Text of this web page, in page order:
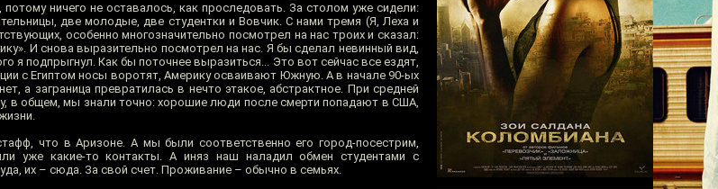
ничего не оставалось, как проследовать. За столом уже сидели:
две молодые, две студентки и Вовчик. С нами тремя (Я, Леха и
особенно многозначительно посмотрел на нас троих и сказал:
И снова выразительно посмотрел на нас. Я бы сделал невинный вид,
я подпрыгнул. Как бы поточнее выразиться... Это вот сейчас все ездят,
с Египтом носы воротят, Америку осваивают Южную. А в начале 90-ых
а заграница превратилась в нечто этакое, абстрактное. При средней
в общем, мы знали точно: хорошие люди после смерти попадают в США,
что в Аризоне. А мы были соответственно его город-посестрим,
уже какие-то контакты. А иняз наш наладил обмен студентами с
их – сюда. За свой счет. Проживание – обычно в семьях.